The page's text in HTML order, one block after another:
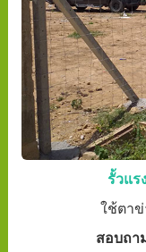
รั้วแร
ใช้ตาข่
สอบถา